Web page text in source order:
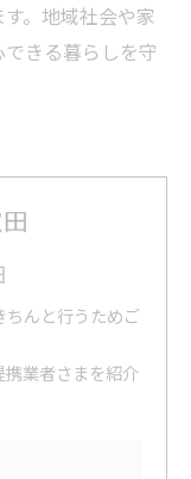
。地域社会や家
きる暮らしを守
ちんと行うためご
業者さまを紹介